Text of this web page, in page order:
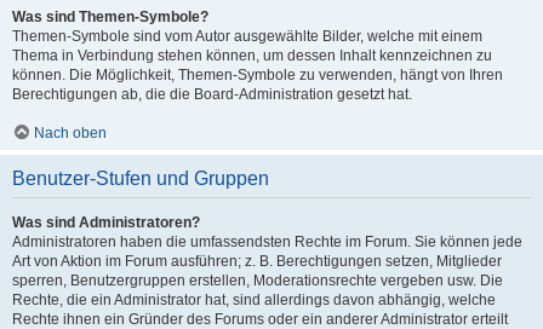
Was sind Themen-Symbole?
Themen-Symbole sind vom Autor ausgewählte Bilder, welche mit einem
Thema in Verbindung stehen können, um dessen Inhalt kennzeichnen zu
können. Die Möglichkeit, Themen-Symbole zu verwenden, hängt von Ihren
Berechtigungen ab, die die Board-Administration gesetzt hat.
Nach oben
Benutzer-Stufen und Gruppen
Was sind Administratoren?
Administratoren haben die umfassendsten Rechte im Forum. Sie können jede
Art von Aktion im Forum ausführen; z. B. Berechtigungen setzen, Mitglieder
sperren, Benutzergruppen erstellen, Moderationsrechte vergeben usw. Die
Rechte, die ein Administrator hat, sind allerdings davon abhängig, welche
Rechte ihnen ein Gründer des Forums oder ein anderer Administrator erteilt